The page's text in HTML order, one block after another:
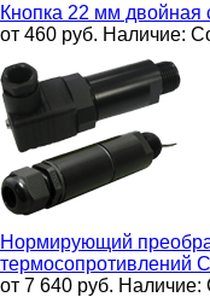
Кнопка 22 мм двойная
от 460 руб. Наличие:
Нормирующий
термосопротивлений
от 7 640 руб. Наличие: